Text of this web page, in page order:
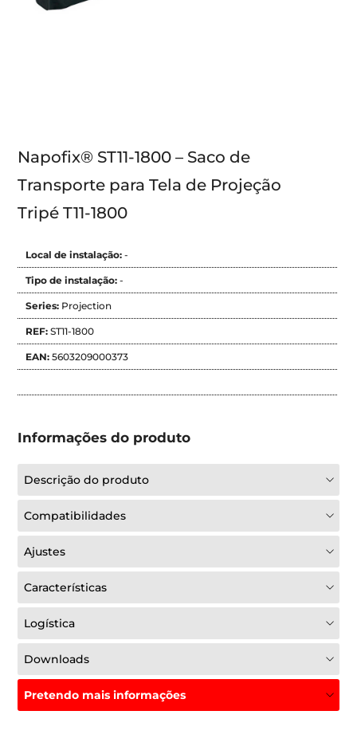
Napofix® ST11-1800 – Saco de
Transporte para Tela de Projeção
Tripé T11-1800
Local de instalação:-
Tipo de instalação:-
Series: Projection
REF:ST11-1800
EAN:5603209000373
Informações do produto
Descrição do produto
Compatibilidades
Ajustes
Características
Logística
Downloads
Pretendo mais informações